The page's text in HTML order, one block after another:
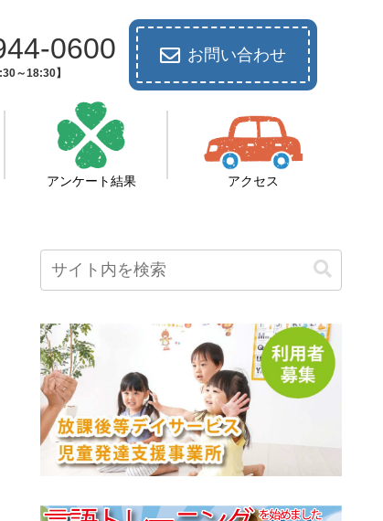
0600
～18:30】
お問い合わせ
アンケート結果 アクセス